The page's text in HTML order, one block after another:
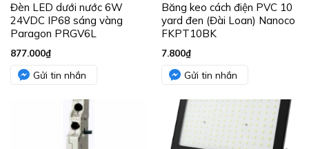
Đèn LED dưới nước 6W
24VDC IP68 sáng vàng
Paragon PRGV6L
877.000₫
Gửi tin nhắn
Băng keo cách điện PVC 10
yard đen (Đài Loan) Nanoco
FKPT10BK
7.800₫
Gửi tin nhắn